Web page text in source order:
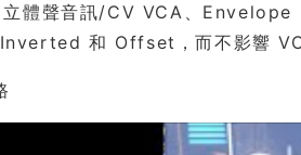
立體聲音訊/CV VCA、
和 Offset，而不影響